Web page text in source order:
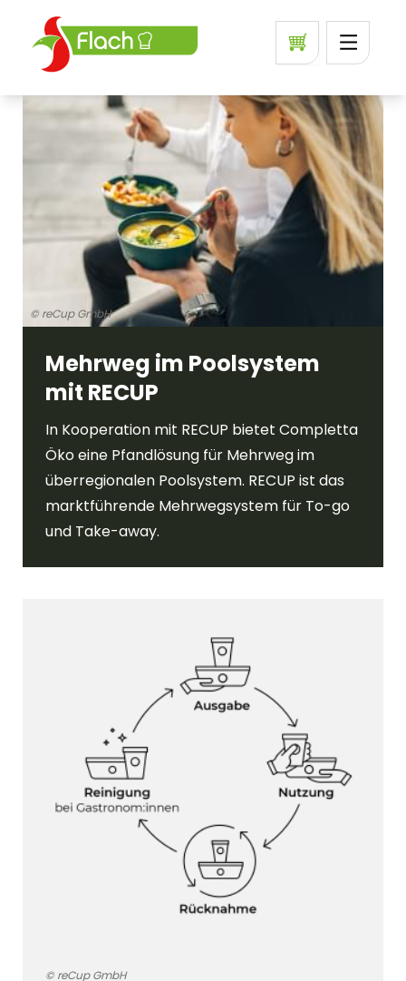
© reCup GmbH
Mehrweg im Poolsystem
mit RECUP
In Kooperation mit RECUP bietet Completta
Öko eine Pfandlösung für Mehrweg im
überregionalen Poolsystem. RECUP ist das
marktführende Mehrwegsystem für To-go
und Take-away.
© reCup GmbH